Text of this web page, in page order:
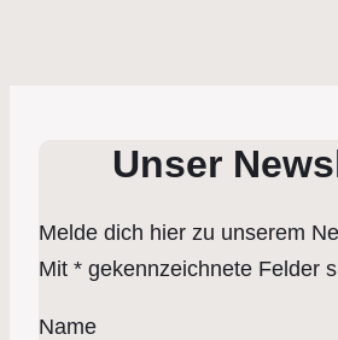
Unser
Melde dich hier zu unserem
Mit * gekennzeichnete Felder
Name